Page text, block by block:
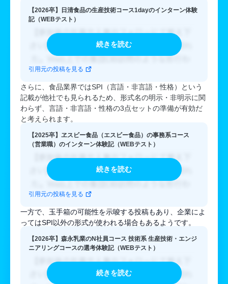
【2026卒】日清食品の生産技術コース1dayのインターン体験
記（WEBテスト）
続きを読む
引用元の投稿を見る
さらに、食品業界ではSPI（言語・非言語・性格）という
記載が他社でも見られるため、形式名の明示・非明示に関
わらず、言語・非言語・性格の3点セットの準備が有効だ
と考えられます。
【2025卒】ヱスビー食品（エスビー食品）の事務系コース
（営業職）のインターン体験記（WEBテスト）
続きを読む
引用元の投稿を見る
一方で、玉手箱の可能性を示唆する投稿もあり、企業によ
ってはSPI以外の形式が使われる場合もあるようです。
【2026卒】森永乳業のN社員コース 技術系 生産技術・エンジ
ニアリングコースの選考体験記（WEBテスト）
続きを読む